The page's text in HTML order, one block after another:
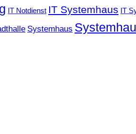
IT Notdienst IT Systemhaus IT
Systemhaus